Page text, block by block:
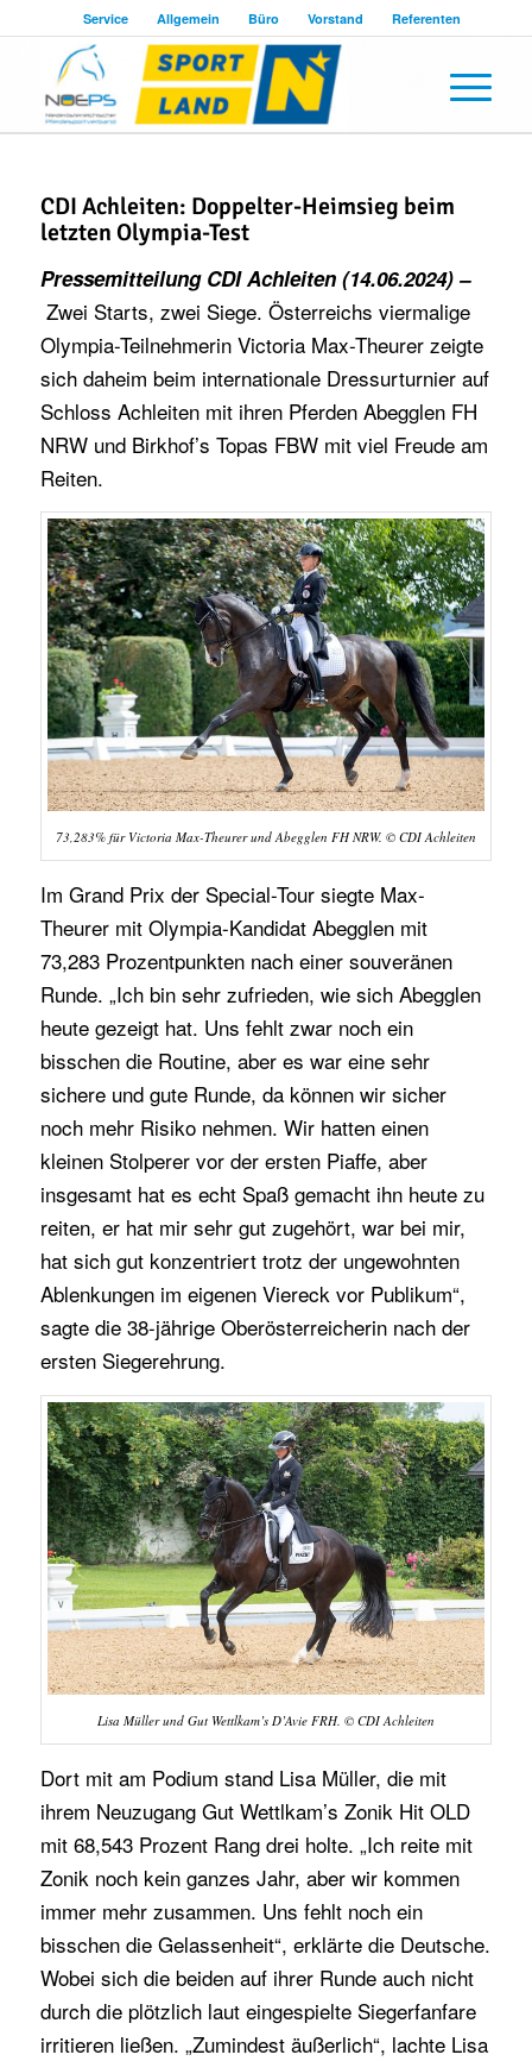
Service Allgemein Büro Vorstand Referenten
CDI Achleiten: Doppelter-Heimsieg beim
letzten Olympia-Test
Pressemitteilung CDI Achleiten (14.06.2024) –
Zwei Starts, zwei Siege. Österreichs viermalige
Olympia-Teilnehmerin Victoria Max-Theurer zeigte
sich daheim beim internationale Dressurturnier auf
Schloss Achleiten mit ihren Pferden Abegglen FH
NRW und Birkhof’s Topas FBW mit viel Freude am
Reiten.
73,283% für Victoria Max-Theurer und Abegglen FH NRW. © CDI Achleiten
Im Grand Prix der Special-Tour siegte Max-
Theurer mit Olympia-Kandidat Abegglen mit
73,283 Prozentpunkten nach einer souveränen
Runde. „Ich bin sehr zufrieden, wie sich Abegglen
heute gezeigt hat. Uns fehlt zwar noch ein
bisschen die Routine, aber es war eine sehr
sichere und gute Runde, da können wir sicher
noch mehr Risiko nehmen. Wir hatten einen
kleinen Stolperer vor der ersten Piaffe, aber
insgesamt hat es echt Spaß gemacht ihn heute zu
reiten, er hat mir sehr gut zugehört, war bei mir,
hat sich gut konzentriert trotz der ungewohnten
Ablenkungen im eigenen Viereck vor Publikum“,
sagte die 38-jährige Oberösterreicherin nach der
ersten Siegerehrung.
Lisa Müller und Gut Wettlkam’s D’Avie FRH. © CDI Achleiten
Dort mit am Podium stand Lisa Müller, die mit
ihrem Neuzugang Gut Wettlkam’s Zonik Hit OLD
mit 68,543 Prozent Rang drei holte. „Ich reite mit
Zonik noch kein ganzes Jahr, aber wir kommen
immer mehr zusammen. Uns fehlt noch ein
bisschen die Gelassenheit“, erklärte die Deutsche.
Wobei sich die beiden auf ihrer Runde auch nicht
durch die plötzlich laut eingespielte Siegerfanfare
irritieren ließen. „Zumindest äußerlich“, lachte Lisa